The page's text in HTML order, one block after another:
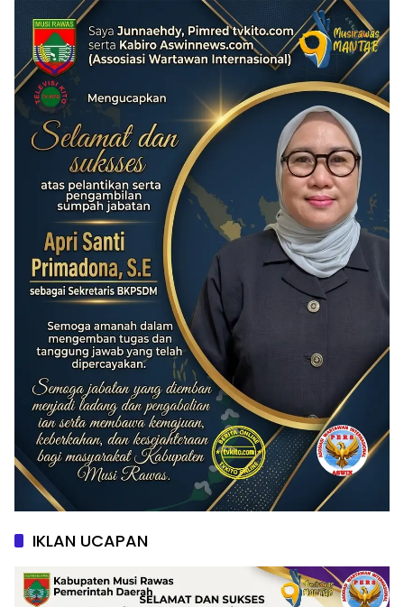
IKLAN UCAPAN